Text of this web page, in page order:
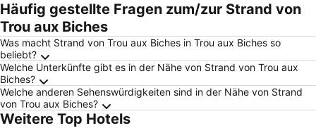
Häufig gestellte Fragen zum/zur Strand von
Trou aux Biches
Was macht Strand von Trou aux Biches in Trou aux Biches so
beliebt?
Welche Unterkünfte gibt es in der Nähe von Strand von Trou aux
Biches?
Welche anderen Sehenswürdigkeiten sind in der Nähe von Strand
von Trou aux Biches?
Weitere Top Hotels